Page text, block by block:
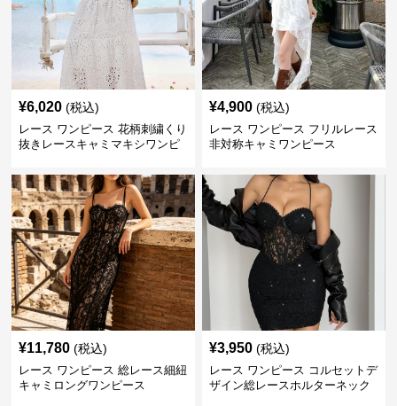
¥6,020 (税込)
レース ワンピース 花柄刺繍くり
抜きレースキャミマキシワンピ
¥4,900 (税込)
レース ワンピース フリルレース
非対称キャミワンピース
¥11,780 (税込)
レース ワンピース 総レース細紐
キャミロングワンピース
¥3,950 (税込)
レース ワンピース コルセットデ
ザイン総レースホルターネック